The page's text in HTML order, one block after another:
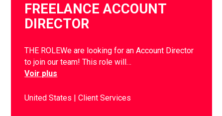
FREELANCE ACCOUNT
DIRECTOR
THE ROLEWe are looking for an Account Director
to join our team! This role will…
Voir plus
United States Client Services